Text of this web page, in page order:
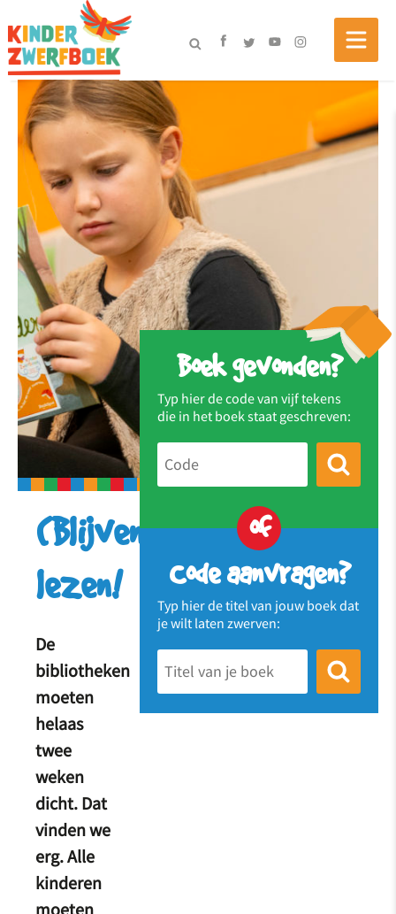
Boek gevonden?
Typ hier de code van vijf tekens
die in het boek staat geschreven:
of
Code aanvragen?
Typ hier de titel van jouw boek dat
je wilt laten zwerven:
(Blijven)
lezen!
De
bibliotheken
moeten
helaas
twee
weken
dicht. Dat
vinden we
erg. Alle
kinderen
moeten